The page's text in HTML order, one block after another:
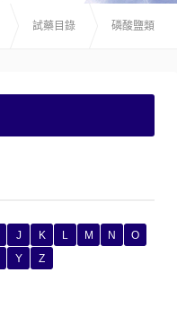
試藥目錄 磷酸鹽類
J K L M N
O
Y Z